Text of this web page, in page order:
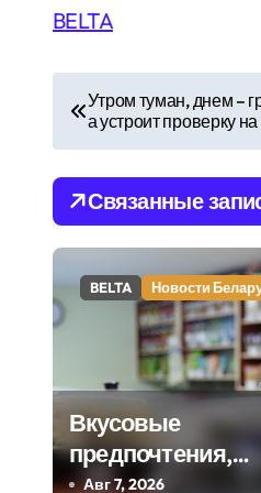
BELTA
а
в
и
г
а
и
я
Утром туман, днем –
а устроит проверку
Связанные
BELTA Новости
Вкусовые
предпочтения,
буфеты,
Авг 7, 2026